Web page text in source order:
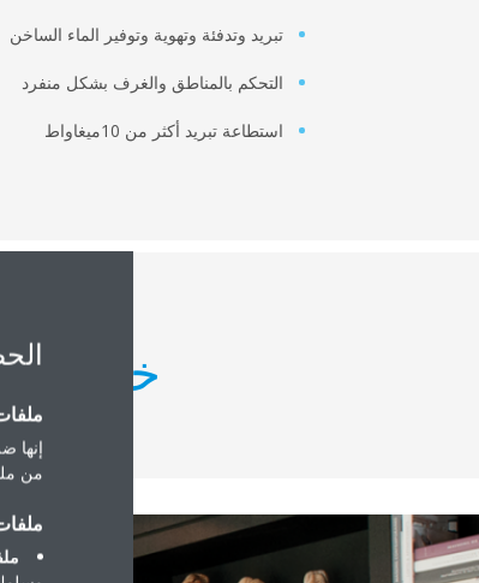
تبريد وتدفئة وتهوية وتوفير الماء الساخن
التحكم بالمناطق والغرف بشكل منفرد
استطاعة تبريد أكثر من 10ميغاواط
إنها
من